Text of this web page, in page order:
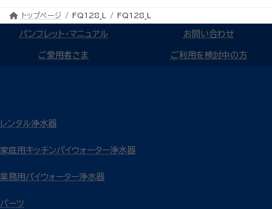
トップページ FQ128_L FQ128_L
パンフレット・マニュアル お問い合わせ
ご愛用者さま ご利用を検討中の方
レンタル浄水器
家庭用キッチンパイウォーター浄水器
業務用パイウォーター浄水器
パーツ